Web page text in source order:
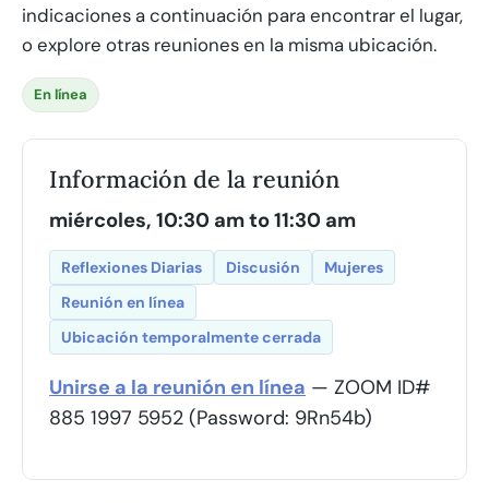
indicaciones a continuación para encontrar el lugar,
o explore otras reuniones en la misma ubicación.
En línea
Información de la reunión
miércoles, 10:30 am to 11:30 am
Reflexiones Diarias Discusión
Mujeres
Reunión en línea
Ubicación temporalmente cerrada
Unirse a la reunión en línea — ZOOM ID#
885 1997 5952 (Password: 9Rn54b)